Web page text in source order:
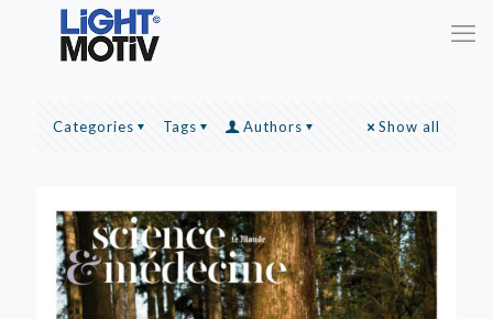
Categories Tags Authors Show all